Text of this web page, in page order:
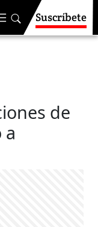
Suscríbete
de
a